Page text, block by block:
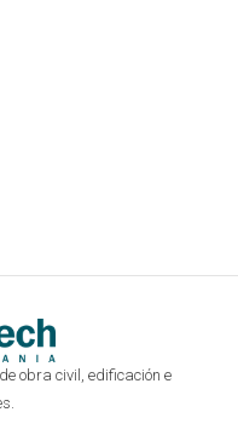
obra civil, edificación e